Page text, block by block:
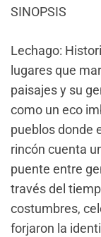
SINOPSIS
Lechago:
lugares que
paisajes y su
como un eco
pueblos donde
rincón cuenta
puente entre
través del
costumbres,
forjaron la